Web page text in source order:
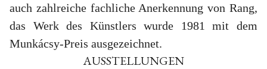
auch zahlreiche fachliche Anerkennung von Rang,
das Werk des Künstlers wurde 1981 mit dem
Munkácsy-Preis ausgezeichnet.
AUSSTELLUNGEN